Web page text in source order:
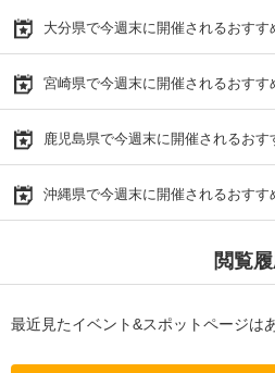
大分県で今週末に開催されるおすす
宮崎県で今週末に開催されるおすす
鹿児島県で今週末に開催されるおす
沖縄県で今週末に開催されるおすす
閲覧
最近見たイベント&スポットページは